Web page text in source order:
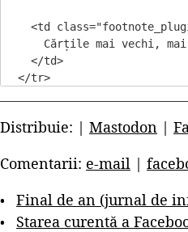
<td
Cărțile mai vechi,
    </td>
  </tr>
Distribuie: | Mastodon |
Comentarii: e-mail |
Final de an (jurnal de
Starea curentă a